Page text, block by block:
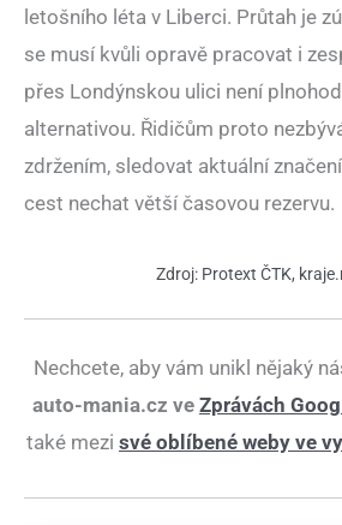
letošního léta v Liberci. Průtah je
se musí kvůli opravě pracovat i
přes Londýnskou ulici není
alternativou. Řidičům proto
zdržením, sledovat aktuální
cest nechat větší časovou rezervu.
Zdroj: Protext ČTK,
Nechcete, aby vám unikl nějaký
auto-mania.cz ve Zprávách
také mezi své oblíbené weby ve